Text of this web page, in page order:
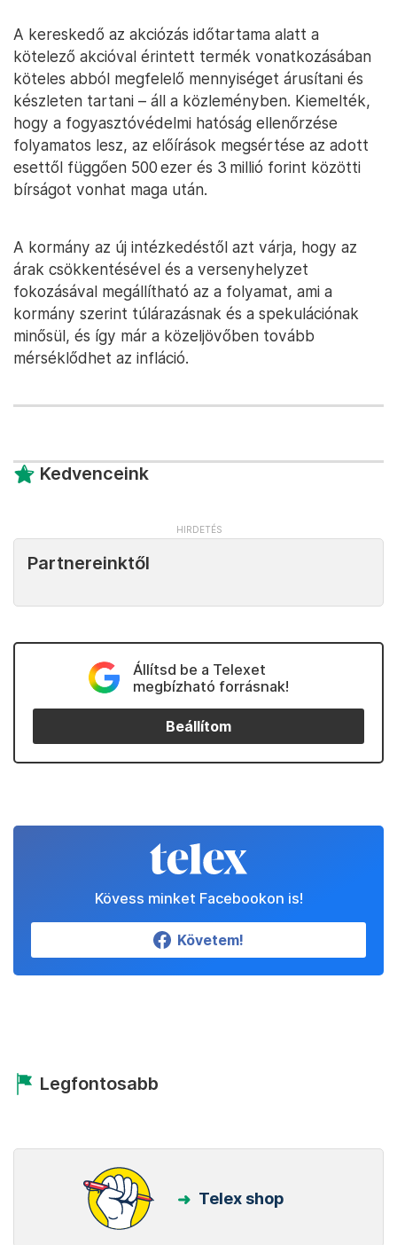
A kereskedő az akciózás időtartama alatt a
kötelező akcióval érintett termék vonatkozásában
köteles abból megfelelő mennyiséget árusítani és
készleten tartani – áll a közleményben. Kiemelték,
hogy a fogyasztóvédelmi hatóság ellenőrzése
folyamatos lesz, az előírások megsértése az adott
esettől függően 500 ezer és 3 millió forint közötti
bírságot vonhat maga után.
A kormány az új intézkedéstől azt várja, hogy az
árak csökkentésével és a versenyhelyzet
fokozásával megállítható az a folyamat, ami a
kormány szerint túlárazásnak és a spekulációnak
minősül, és így már a közeljövőben tovább
mérséklődhet az infláció.
Kedvenceink
Partnereinktől
Állítsd be a Telexet
megbízható forrásnak!
Beállítom
Kövess minket Facebookon is!
Követem!
Legfontosabb
Telex shop